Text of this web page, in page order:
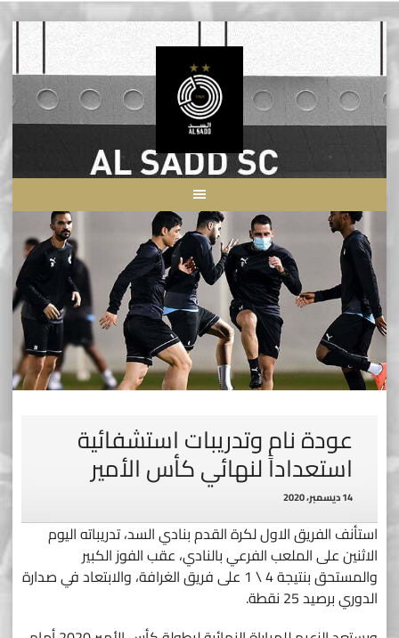
Skip
content
عودة نام وتدريبات استشفائية
استعداداً لنهائي كأس الأمير
14 ديسمبر، 2020
استأنف الفريق الاول لكرة القدم بنادي السد، تدريباته اليوم
الاثنين على الملعب الفرعي بالنادي، عقب الفوز الكبير
والمستحق بنتيجة 4 \ 1 على فريق الغرافة، والابتعاد في صدارة
الدوري برصيد 25 نقطة.